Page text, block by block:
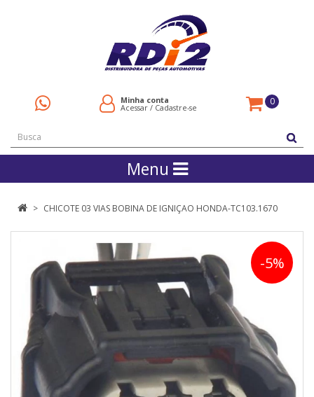
Minha conta
Acessar / Cadastre-se
0
Menu
CHICOTE 03 VIAS BOBINA DE IGNIÇAO HONDA-TC103.1670
-5%